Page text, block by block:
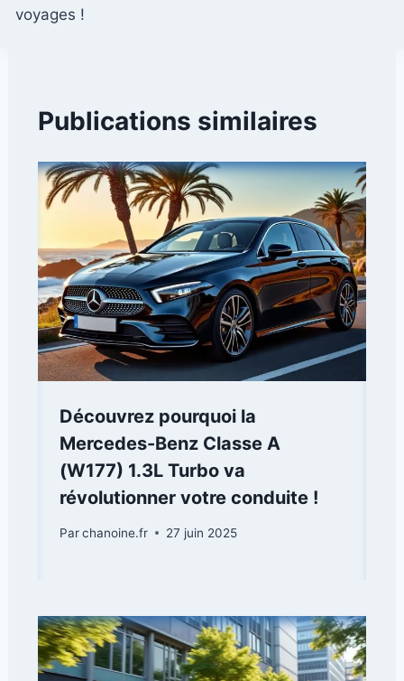
voyages !
Publications similaires
Découvrez pourquoi la
Mercedes-Benz Classe A
(W177) 1.3L Turbo va
révolutionner votre conduite !
Parchanoine.fr 27 juin 2025